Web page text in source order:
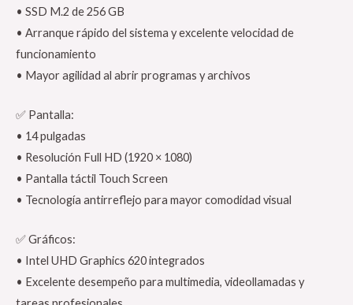
• SSD M.2 de 256 GB
• Arranque rápido del sistema y excelente velocidad de
funcionamiento
• Mayor agilidad al abrir programas y archivos
✅ Pantalla:
• 14 pulgadas
• Resolución Full HD (1920 × 1080)
• Pantalla táctil Touch Screen
• Tecnología antirreflejo para mayor comodidad visual
✅ Gráficos:
• Intel UHD Graphics 620 integrados
• Excelente desempeño para multimedia, videollamadas y